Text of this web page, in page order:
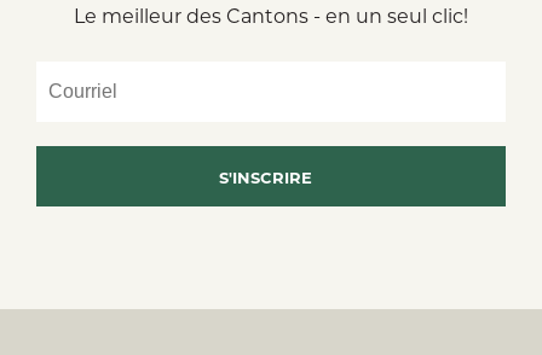
Le meilleur des Cantons - en un seul clic!